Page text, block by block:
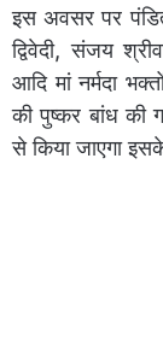
इस अवसर पर पंडित
द्विवेदी, संजय
आदि मां नर्मदा
की पुष्कर बांध की
से किया जाएगा